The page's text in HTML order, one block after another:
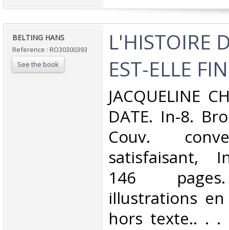
‎BELTING HANS‎
Reference : RO30300393
See the book
‎L'HISTOIRE
EST-ELLE
‎JACQUELINE
DATE. In-8.
Couv.
satisfaisant,
146
illustrations
hors texte.. . .